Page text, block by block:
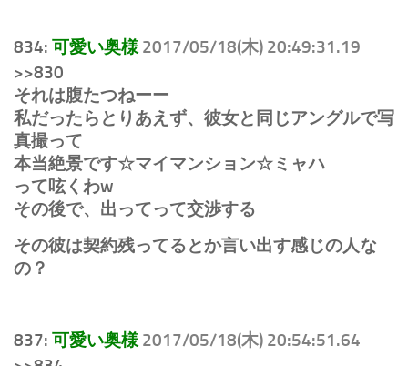
834: 可愛い奥様 2017/05/18(木) 20:49:31.19
>>830
それは腹たつねーー
私だったらとりあえず、彼女と同じアングルで写
真撮って
本当絶景です☆マイマンション☆ミャハ
って呟くわw
その後で、出ってって交渉する
その彼は契約残ってるとか言い出す感じの人な
の？
837: 可愛い奥様 2017/05/18(木) 20:54:51.64